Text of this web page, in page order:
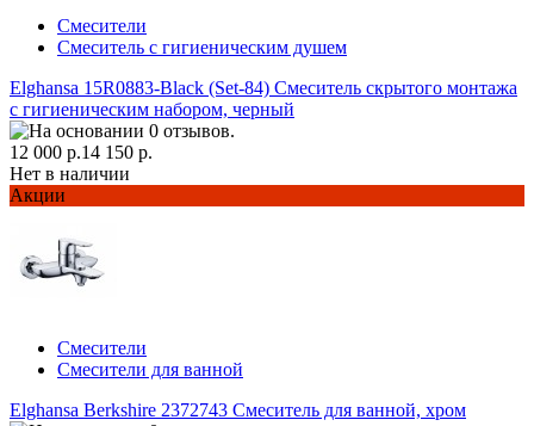
Смесители
Смеситель с гигиеническим душем
Elghansa 15R0883-Black (Set-84) Смеситель скрытого монтажа
с гигиеническим набором, черный
12 000 р.14 150 р.
Нет в наличии
Акции
Смесители
Смесители для ванной
Elghansa Berkshire 2372743 Смеситель для ванной, хром